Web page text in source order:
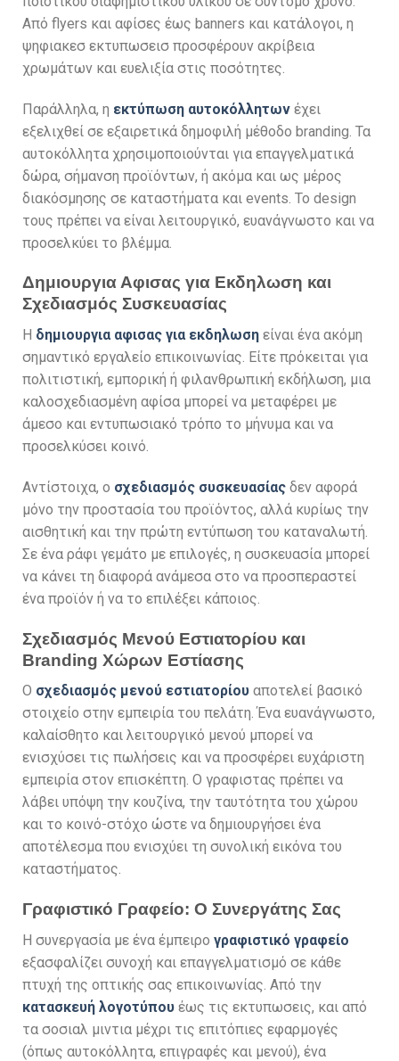
Από flyers και αφίσες έως banners και κατάλογοι, η
ψηφιακεσ εκτυπωσεισ προσφέρουν ακρίβεια
χρωμάτων και ευελιξία στις ποσότητες.
Παράλληλα, η εκτύπωση αυτοκόλλητων έχει
εξελιχθεί σε εξαιρετικά δημοφιλή μέθοδο branding. Τα
αυτοκόλλητα χρησιμοποιούνται για επαγγελματικά
δώρα, σήμανση προϊόντων, ή ακόμα και ως μέρος
διακόσμησης σε καταστήματα και events. Το design
τους πρέπει να είναι λειτουργικό, ευανάγνωστο και να
προσελκύει το βλέμμα.
Δημιουργια Αφισας για Εκδηλωση και
Σχεδιασμός Συσκευασίας
Η δημιουργια αφισας για εκδηλωση είναι ένα ακόμη
σημαντικό εργαλείο επικοινωνίας. Είτε πρόκειται για
πολιτιστική, εμπορική ή φιλανθρωπική εκδήλωση, μια
καλοσχεδιασμένη αφίσα μπορεί να μεταφέρει με
άμεσο και εντυπωσιακό τρόπο το μήνυμα και να
προσελκύσει κοινό.
Αντίστοιχα, ο σχεδιασμός συσκευασίας δεν αφορά
μόνο την προστασία του προϊόντος, αλλά κυρίως την
αισθητική και την πρώτη εντύπωση του καταναλωτή.
Σε ένα ράφι γεμάτο με επιλογές, η συσκευασία μπορεί
να κάνει τη διαφορά ανάμεσα στο να προσπεραστεί
ένα προϊόν ή να το επιλέξει κάποιος.
Σχεδιασμός Μενού Εστιατορίου και
Branding Χώρων Εστίασης
Ο σχεδιασμός μενού εστιατορίου αποτελεί βασικό
στοιχείο στην εμπειρία του πελάτη. Ένα ευανάγνωστο,
καλαίσθητο και λειτουργικό μενού μπορεί να
ενισχύσει τις πωλήσεις και να προσφέρει ευχάριστη
εμπειρία στον επισκέπτη. Ο γραφιστας πρέπει να
λάβει υπόψη την κουζίνα, την ταυτότητα του χώρου
και το κοινό-στόχο ώστε να δημιουργήσει ένα
αποτέλεσμα που ενισχύει τη συνολική εικόνα του
καταστήματος.
Γραφιστικό Γραφείο: Ο Συνεργάτης Σας
Η συνεργασία με ένα έμπειρο γραφιστικό γραφείο
εξασφαλίζει συνοχή και επαγγελματισμό σε κάθε
πτυχή της οπτικής σας επικοινωνίας. Από την
κατασκευή λογοτύπου έως τις εκτυπωσεις, και από
τα σοσιαλ μιντια μέχρι τις επιτόπιες εφαρμογές
(όπως αυτοκόλλητα, επιγραφές και μενού), ένα